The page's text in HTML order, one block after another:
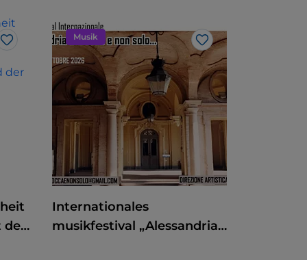
Like
der
Musik
Like
Internationales
musikfestival „Alessandria